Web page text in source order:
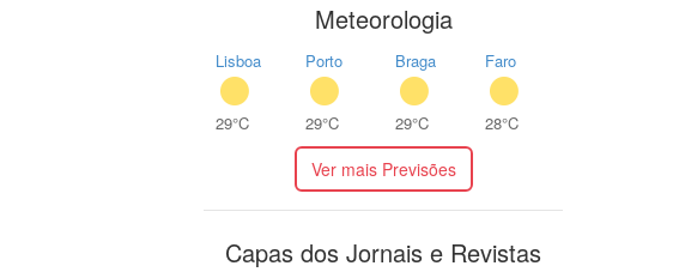
Meteorologia
Lisboa
29°C
Porto
29°C
Braga
29°C
Faro
28°C
Ver mais Previsões
Capas dos Jornais e Revistas